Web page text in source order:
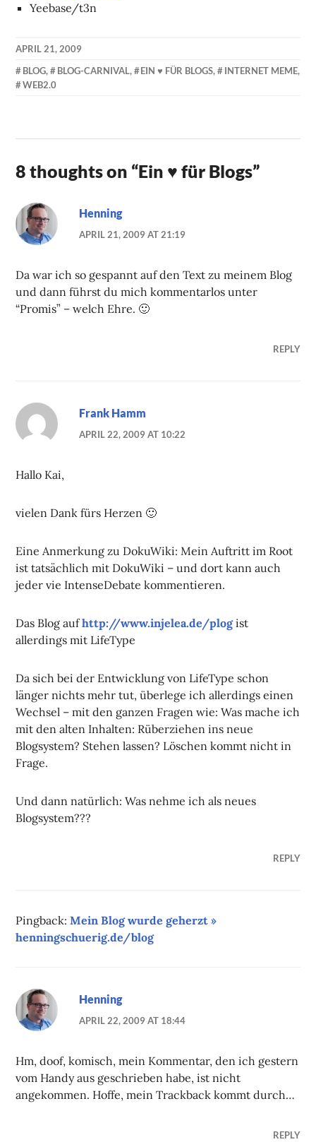
Yeebase/t3n
APRIL 21, 2009
KAI
NEHM
BLOG, BLOG-CARNIVAL, EIN ♥ FÜR BLOGS, INTERNET MEME,
WEB2.0
8 thoughts on “Ein ♥ für Blogs”
Henning
APRIL 21, 2009 AT 21:19
Da war ich so gespannt auf den Text zu meinem Blog
und dann führst du mich kommentarlos unter
“Promis” – welch Ehre. 🙂
REPLY
Frank Hamm
APRIL 22, 2009 AT 10:22
Hallo Kai,
vielen Dank fürs Herzen 🙂
Eine Anmerkung zu DokuWiki: Mein Auftritt im Root
ist tatsächlich mit DokuWiki – und dort kann auch
jeder vie IntenseDebate kommentieren.
Das Blog aufhttp://www.injelea.de/plogist
allerdings mit LifeType
Da sich bei der Entwicklung von LifeType schon
länger nichts mehr tut, überlege ich allerdings einen
Wechsel – mit den ganzen Fragen wie: Was mache ich
mit den alten Inhalten: Rüberziehen ins neue
Blogsystem? Stehen lassen? Löschen kommt nicht in
Frage.
Und dann natürlich: Was nehme ich als neues
Blogsystem???
REPLY
Pingback:Mein Blog wurde geherzt »
henningschuerig.de/blog
Henning
APRIL 22, 2009 AT 18:44
Hm, doof, komisch, mein Kommentar, den ich gestern
vom Handy aus geschrieben habe, ist nicht
angekommen. Hoffe, mein Trackback kommt durch…
REPLY